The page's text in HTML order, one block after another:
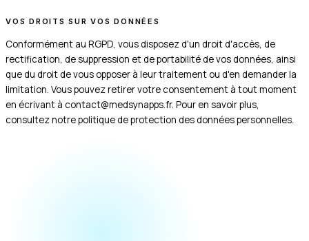
VOS DROITS SUR VOS DONNÉES
Conformément au RGPD, vous disposez d'un droit d'accès, de
rectification, de suppression et de portabilité de vos données, ainsi
que du droit de vous opposer à leur traitement ou d'en demander la
limitation. Vous pouvez retirer votre consentement à tout moment
en écrivant à contact@medsynapps.fr. Pour en savoir plus,
consultez notrepolitique de protection des données personnelles.